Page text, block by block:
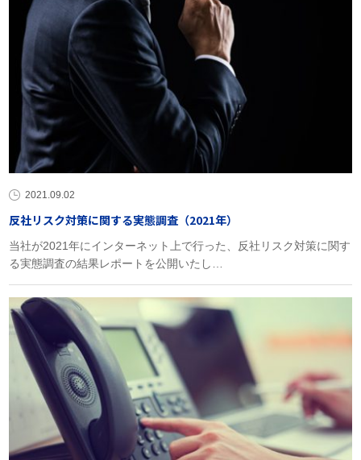
2021.09.02
反社リスク対策に関する実態調査（2021年）
当社が2021年にインターネット上で行った、反社リスク対策に関す
る実態調査の結果レポートを公開いたし…